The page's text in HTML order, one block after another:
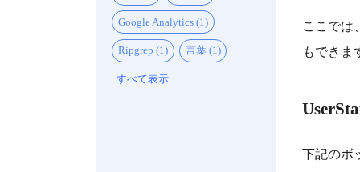
Google Analytics (1)
Ripgrep (1) 言葉 (1)
すべて表示 …
ここでは
もできま
下記のボ